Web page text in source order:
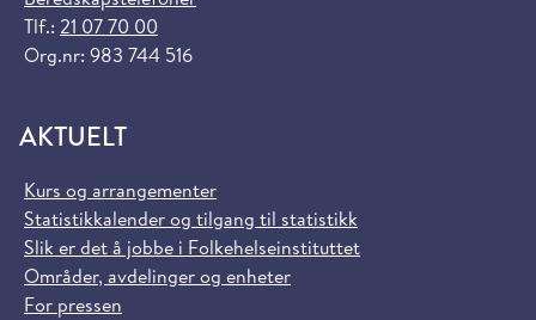
Tlf.: 21 07 70 00
Org.nr: 983 744 516
AKTUELT
Kurs og arrangementer
Statistikkalender og tilgang til statistikk
Slik er det å jobbe i Folkehelseinstituttet
Områder, avdelinger og enheter
For pressen